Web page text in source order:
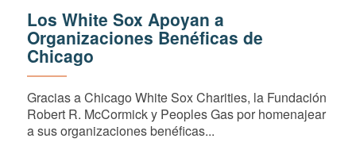
Los White Sox Apoyan a
Organizaciones Benéficas de
Chicago
Gracias a Chicago White Sox Charities, la Fundación
Robert R. McCormick y Peoples Gas por homenajear
a sus organizaciones benéficas...